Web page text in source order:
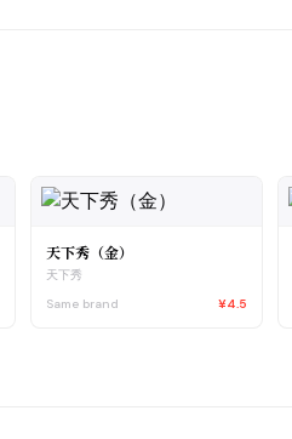
天下秀（金）
天下秀
Same brand
¥4.5